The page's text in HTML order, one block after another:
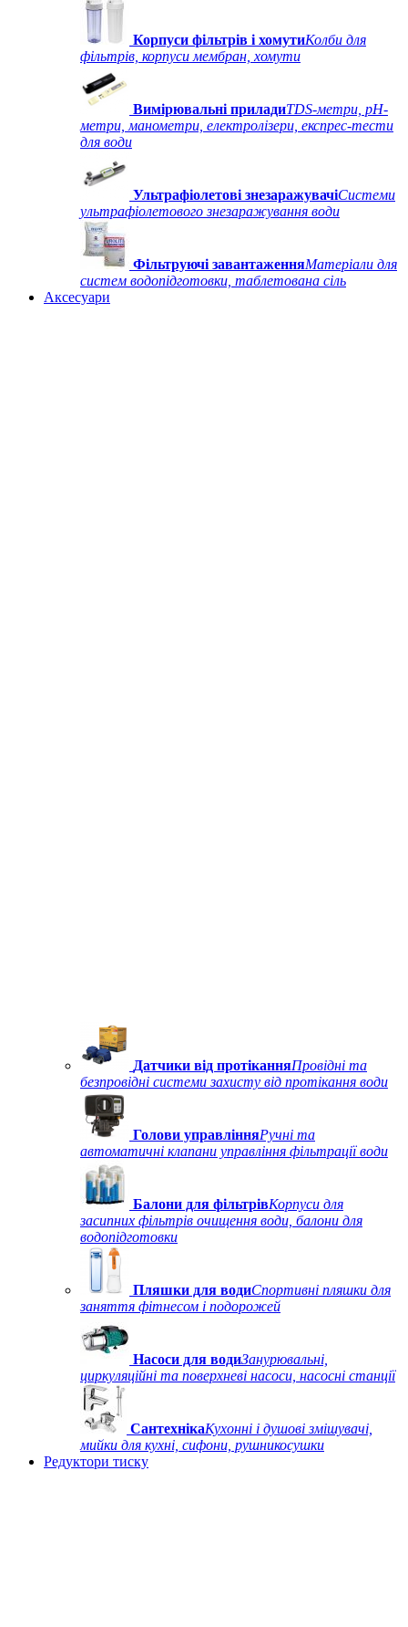
Корпуси фільтрів і хомутиКолби для
фільтрів, корпуси мембран, хомути
Вимірювальні приладиTDS-метри, рН-
метри, манометри, електролізери, експрес-тести
для води
Ультрафіолетові знезаражувачіСистеми
ультрафіолетового знезаражування води
Фільтруючі завантаженняМатеріали для
систем водопідготовки, таблетована сіль
Аксесуари
Датчики від протіканняПровідні та
безпровідні системи захисту від протікання води
Голови управлінняРучні та
автоматичні клапани управління фільтрації води
Балони для фільтрівКорпуси для
засипних фільтрів очищення води, балони для
водопідготовки
Пляшки для водиСпортивні пляшки для
заняття фітнесом і подорожей
Насоси для водиЗанурювальні,
циркуляційні та поверхневі насоси, насосні станції
СантехнікаКухонні і душові змішувачі,
мийки для кухні, сифони, рушникосушки
Редуктори тиску